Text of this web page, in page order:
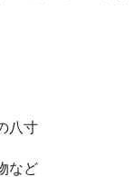
八寸
など